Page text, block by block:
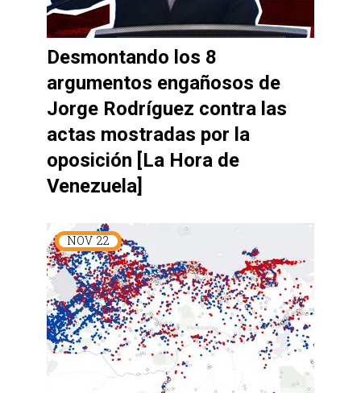
Desmontando los 8
argumentos engañosos de
Jorge Rodríguez contra las
actas mostradas por la
oposición [La Hora de
Venezuela]
NOV 22